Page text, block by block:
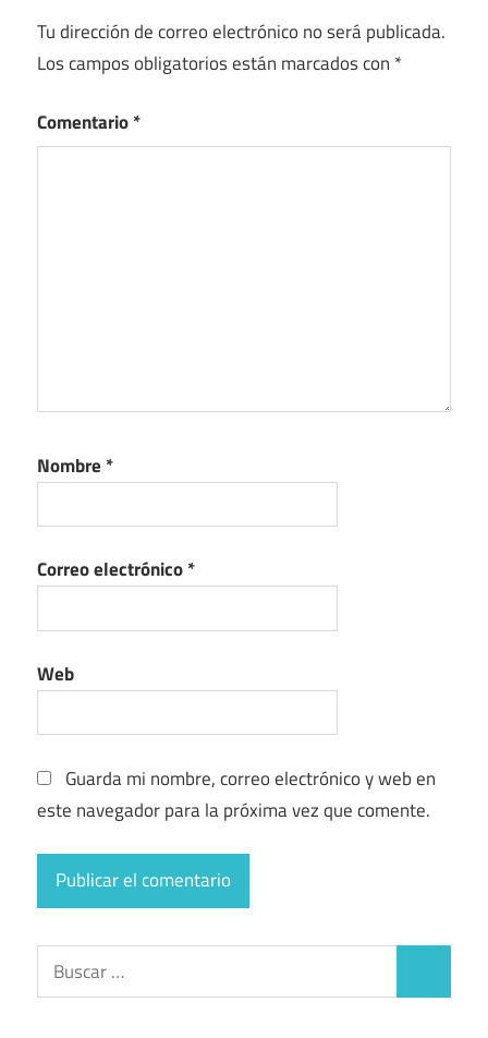
Tu dirección de correo electrónico no será publicada.
Los campos obligatorios están marcados con *
Comentario*
Nombre *
Correo electrónico*
Web
Guarda mi nombre, correo electrónico y web en
este navegador para la próxima vez que comente.
Buscar: